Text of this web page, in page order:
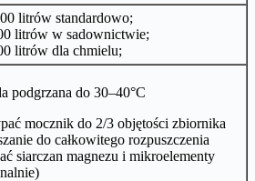
litrów standardowo;
litrów w sadownictwie;
litrów dla chmielu;
podgrzana do 30–40°C
mocznik do 2/3 objętości zbiornika
do całkowitego rozpuszczenia
siarczan magnezu i mikroelementy